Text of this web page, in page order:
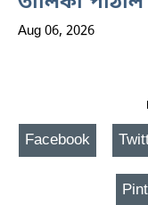
Aug 06, 2026
Facebook